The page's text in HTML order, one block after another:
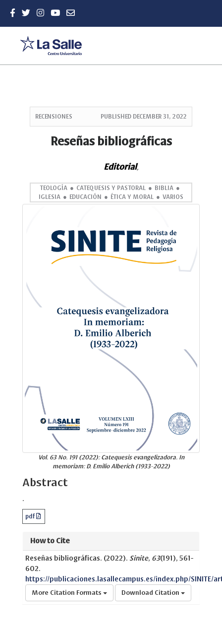
Content
Sidebar
RECENSIONES PUBLISHED DECEMBER 31, 2022
Reseñas bibliográficas
Editorial,
TEOLOGÍA CATEQUESIS Y PASTORAL
BIBLIA
IGLESIA
EDUCACIÓN ÉTICA Y MORAL VARIOS
Vol. 63 No. 191 (2022): Catequesis evangelizadora. In
memoriam: D. Emilio Alberich (1933-2022)
Abstract
.
pdf
How to Cite
Reseñas bibliográficas. (2022). Sinite, 63(191), 561-
602.
https://publicaciones.lasallecampus.es/index.php/SINITE/
More Citation Formats Download Citation